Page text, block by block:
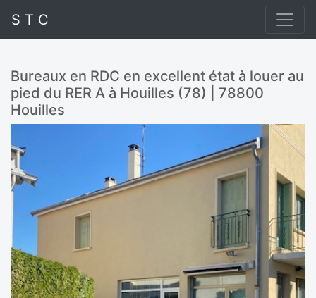
S T C
Bureaux en RDC en excellent état à louer au
pied du RER A à Houilles (78) | 78800
Houilles